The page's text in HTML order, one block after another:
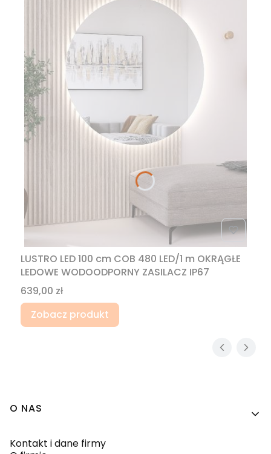
LUSTRO LED 100 cm COB 480 LED/1 m OKRĄGŁE
LEDOWE WODOODPORNY ZASILACZ IP67
Cena
639,00 zł
Zobacz produkt
Linki w stopce
O NAS
Kontakt i dane firmy